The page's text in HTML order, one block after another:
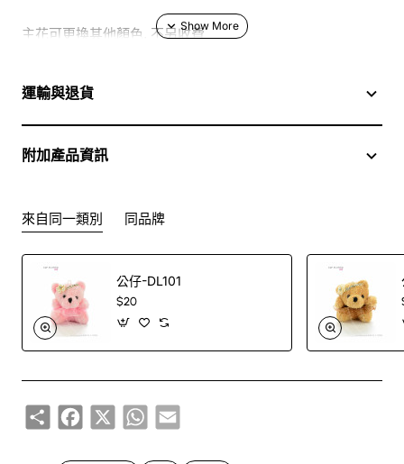
主花可更換其他顏色, 不另收費
於花店訂花, 隨花束附送精美心意咭一張, 歡迎到本花店查詢
訂購鮮花及手工製品前,為保障客戶利益,請閱讀 條款及細則
此花束價格不適用於(情人節期間 4/2-16/2)
運輸與退貨
附加產品資訊
來自同一類別 同品牌
公仔-DL101
$20
ShareFacebook
X WhatsApp
Email